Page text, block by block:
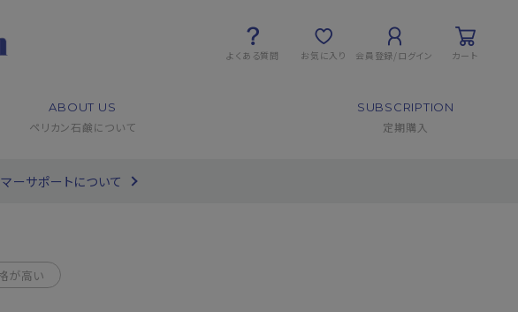
よくある質問 お気に入り 会員登録/ログイン カート
ABOUT US
ペリカン石鹸について
SUBSCRIPTION
定期購入
ーサポートについて
が高い